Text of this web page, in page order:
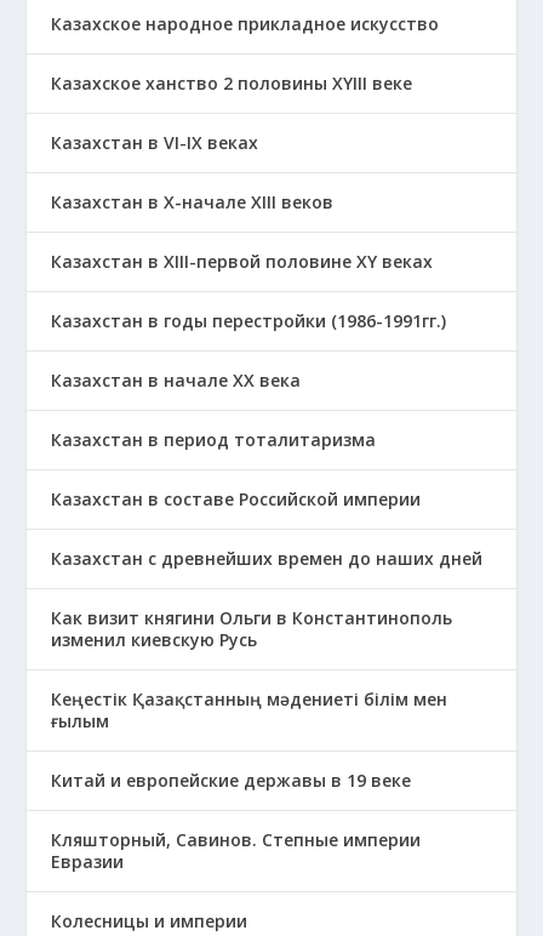
Казахское народное прикладное искусство
Казахское ханство 2 половины ХҮІІІ веке
Казахстан в VI-IX веках
Казахстан в X-начале XIII веков
Казахстан в XIII-первой половине ХҮ веках
Казахстан в годы перестройки (1986-1991гг.)
Казахстан в начале ХХ века
Казахстан в период тоталитаризма
Казахстан в составе Российской империи
Казахстан с древнейших времен до наших дней
Как визит княгини Ольги в Константинополь
изменил киевскую Русь
Кеңестік Қазақстанның мәдениеті білім мен
ғылым
Китай и европейские державы в 19 веке
Кляшторный, Савинов. Степные империи
Евразии
Колесницы и империи